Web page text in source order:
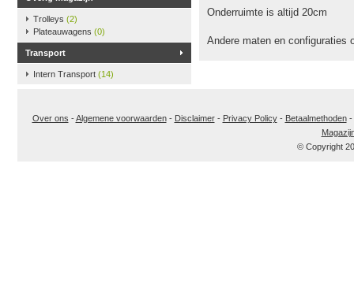
Trolleys (2)
Plateauwagens (0)
Transport
Intern Transport (14)
Onderruimte is altijd 20cm
Andere maten en configuraties
Over ons -Algemene voorwaarden- Disclaimer- Privacy Policy- Betaalmethoden-
© Copyright